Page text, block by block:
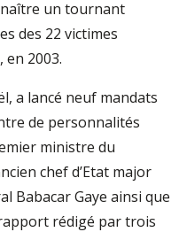
un tournant
des 22 victimes
2003.
a lancé neuf mandats
de personnalités
ministre du
chef d’Etat major
Babacar Gaye ainsi que
rédigé par trois